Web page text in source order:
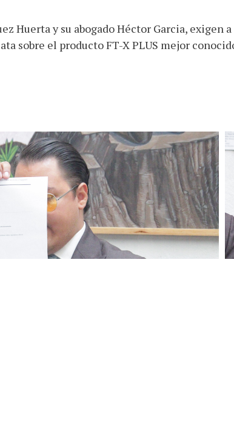
Huerta y su abogado Héctor Garcia, exigen
sobre el producto FT-X PLUS mejor